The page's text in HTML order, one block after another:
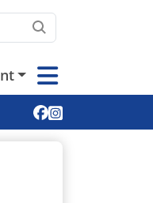
Soziale Medien